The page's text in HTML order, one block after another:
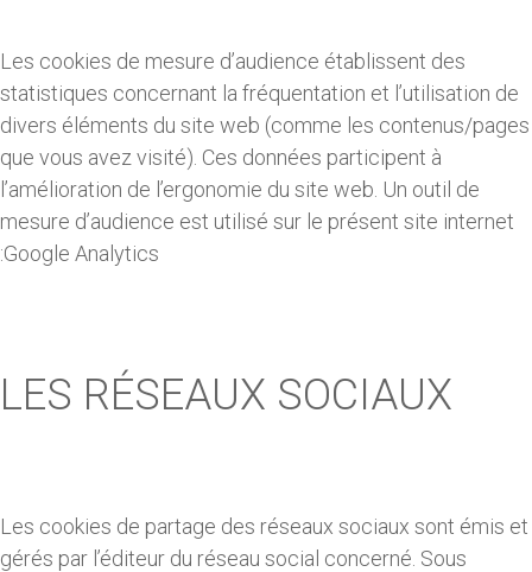
Les cookies de mesure d’audience établissent des
statistiques concernant la fréquentation et l’utilisation de
divers éléments du site web (comme les contenus/pages
que vous avez visité). Ces données participent à
l’amélioration de l’ergonomie du site web. Un outil de
mesure d’audience est utilisé sur le présent site internet
:Google Analytics
LES RÉSEAUX SOCIAUX
Les cookies de partage des réseaux sociaux sont émis et
gérés par l’éditeur du réseau social concerné. Sous